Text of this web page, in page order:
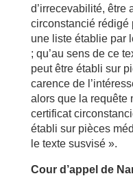
d’irrecevabilité, être
circonstancié rédigé
une liste établie par
; qu’au sens de ce
peut être établi sur
carence de
alors que la requête
certificat
établi sur pièces
le texte susvisé ».
Cour d’appel de